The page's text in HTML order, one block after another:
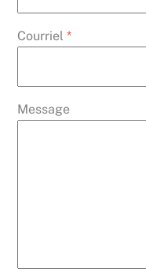
Courriel*
Message